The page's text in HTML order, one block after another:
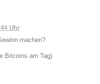
Uhr
machen?
Bitcoins am Tag)